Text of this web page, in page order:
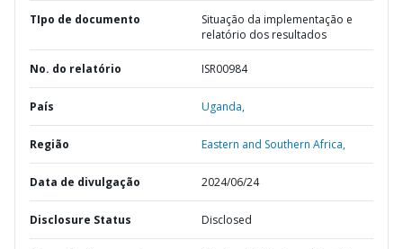
TIpo de documento
Situação da implementação e
relatório dos resultados
No. do relatório ISR00984
País Uganda,
Região Eastern and Southern Africa,
Data de divulgação 2024/06/24
Disclosure Status Disclosed